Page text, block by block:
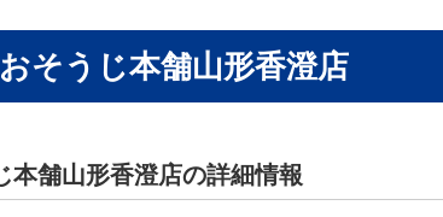
おそうじ本舗山形香澄店
本舗山形香澄店の詳細情報